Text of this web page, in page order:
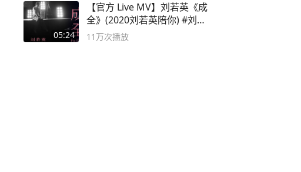
05:24
【官方 Live MV】刘若英《成
全》(2020刘若英陪你) #刘若
英 #成全
11万次播放